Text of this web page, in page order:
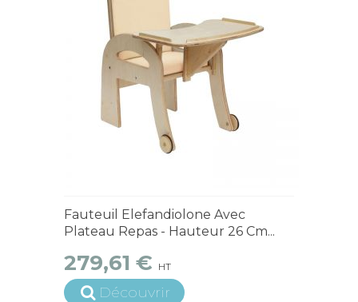
Fauteuil Elefandiolone Avec
Plateau Repas - Hauteur 26 Cm...
279,61 € HT
Découvrir